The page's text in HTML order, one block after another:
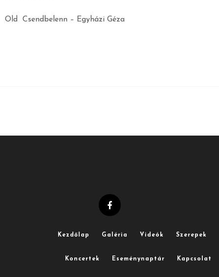
Old Csendbelenn – Egyházi Géza
Kezdőlap Galéria Videók Szerepek
Koncertek Eseménynaptár Kapcsolat